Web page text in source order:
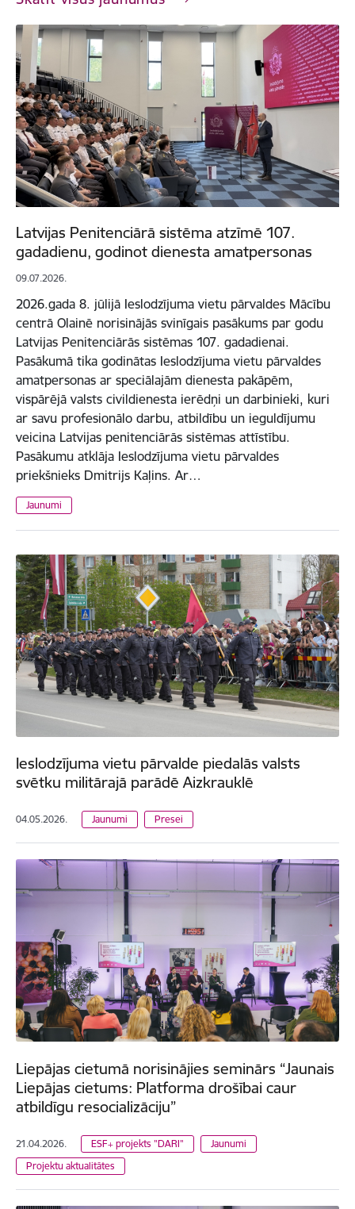
Latvijas Penitenciārā sistēma atzīmē 107.
gadadienu, godinot dienesta amatpersonas
09.07.2026.
2026.gada 8. jūlijā Ieslodzījuma vietu pārvaldes Mācību
centrā Olainē norisinājās svinīgais pasākums par godu
Latvijas Penitenciārās sistēmas 107. gadadienai.
Pasākumā tika godinātas Ieslodzījuma vietu pārvaldes
amatpersonas ar speciālajām dienesta pakāpēm,
vispārējā valsts civildienesta ierēdņi un darbinieki, kuri
ar savu profesionālo darbu, atbildību un ieguldījumu
veicina Latvijas penitenciārās sistēmas attīstību.
Pasākumu atklāja Ieslodzījuma vietu pārvaldes
priekšnieks Dmitrijs Kaļins. Ar…
Jaunumi
Ieslodzījuma vietu pārvalde piedalās valsts
svētku militārajā parādē Aizkrauklē
04.05.2026. Jaunumi Presei
Liepājas cietumā norisinājies seminārs “Jaunais
Liepājas cietums: Platforma drošībai caur
atbildīgu resocializāciju”
21.04.2026. ESF+ projekts "DARI"
Jaunumi
Projektu aktualitātes